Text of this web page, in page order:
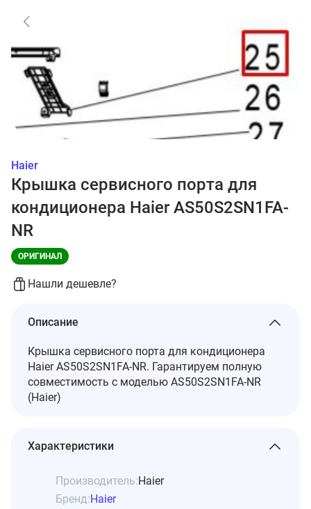
Haier
Крышка сервисного порта для
кондиционера Haier AS50S2SN1FA-
NR
ОРИГИНАЛ
Нашли дешевле?
Описание
Крышка сервисного порта для кондиционера
Haier AS50S2SN1FA-NR. Гарантируем полную
совместимость с моделью AS50S2SN1FA-NR
(Haier)
Характеристики
Производитель:Haier
Бренд:Haier